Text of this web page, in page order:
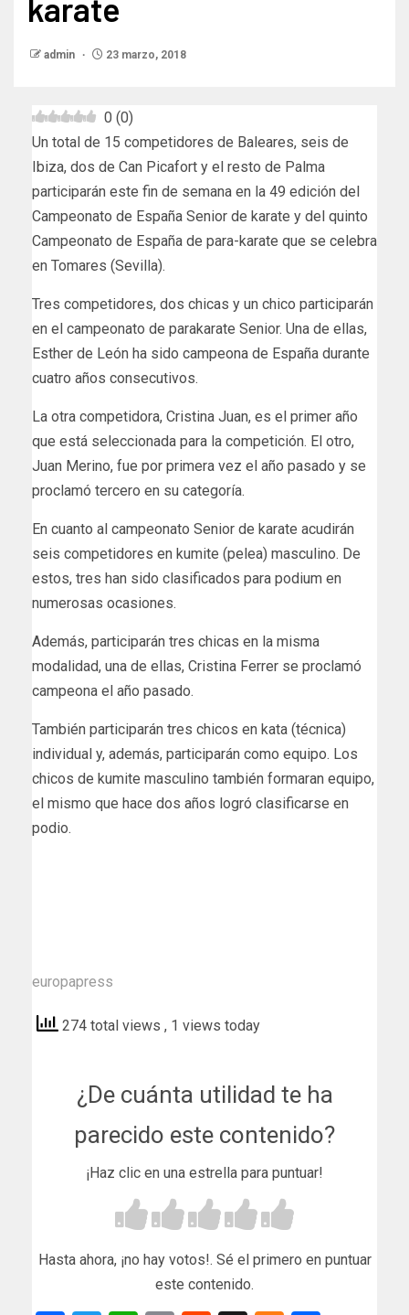
karate
admin 23 marzo, 2018
0 (0)
Un total de 15 competidores de Baleares, seis de
Ibiza, dos de Can Picafort y el resto de Palma
participarán este fin de semana en la 49 edición del
Campeonato de España Senior de karate y del quinto
Campeonato de España de para-karate que se celebra
en Tomares (Sevilla).
Tres competidores, dos chicas y un chico participarán
en el campeonato de parakarate Senior. Una de ellas,
Esther de León ha sido campeona de España durante
cuatro años consecutivos.
La otra competidora, Cristina Juan, es el primer año
que está seleccionada para la competición. El otro,
Juan Merino, fue por primera vez el año pasado y se
proclamó tercero en su categoría.
En cuanto al campeonato Senior de karate acudirán
seis competidores en kumite (pelea) masculino. De
estos, tres han sido clasificados para podium en
numerosas ocasiones.
Además, participarán tres chicas en la misma
modalidad, una de ellas, Cristina Ferrer se proclamó
campeona el año pasado.
También participarán tres chicos en kata (técnica)
individual y, además, participarán como equipo. Los
chicos de kumite masculino también formaran equipo,
el mismo que hace dos años logró clasificarse en
podio.
europapress
274 total views , 1 views today
¿De cuánta utilidad te ha
parecido este contenido?
¡Haz clic en una estrella para puntuar!
Hasta ahora, ¡no hay votos!. Sé el primero en puntuar
este contenido.